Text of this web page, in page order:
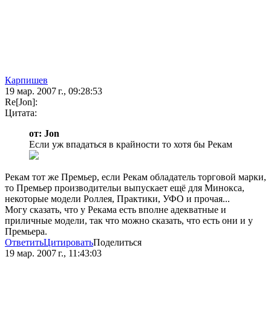
Карпишев
19 мар. 2007 г., 09:28:53
Re[Jon]:
Цитата:
от: Jon
Если уж впадаться в крайности то хотя бы Рекам
Рекам тот же Премьер, если Рекам обладатель торговой марки,
то Премьер производительи выпускает ещё для Минокса,
некоторые модели Роллея, Практики, УФО и прочая...
Могу сказать, что у Рекама есть вполне адекватные и
приличные модели, так что можно сказать, что есть они и у
Премьера.
ОтветитьЦитироватьПоделиться
19 мар. 2007 г., 11:43:03